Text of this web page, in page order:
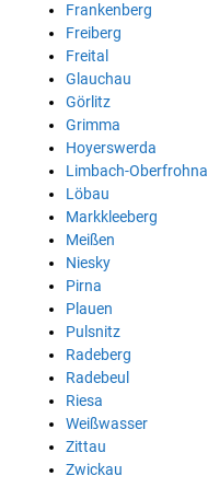
Frankenberg
Freiberg
Freital
Glauchau
Görlitz
Grimma
Hoyerswerda
Limbach-Oberfrohna
Löbau
Markkleeberg
Meißen
Niesky
Pirna
Plauen
Pulsnitz
Radeberg
Radebeul
Riesa
Weißwasser
Zittau
Zwickau